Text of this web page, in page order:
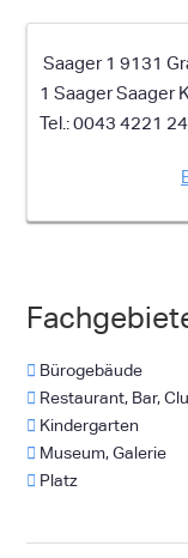
Saager 1 9131
1 SaagerSaager
0043 4221
Bürogebäude
Restaurant, Bar,
Kindergarten
Museum, Galerie
Platz